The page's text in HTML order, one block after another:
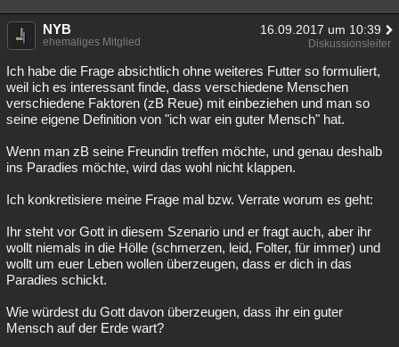
NYB 16.09.2017 um 10:39
ehemaliges Mitglied Diskussionsleiter
Ich habe die Frage absichtlich ohne weiteres Futter so formuliert,
weil ich es interessant finde, dass verschiedene Menschen
verschiedene Faktoren (zB Reue) mit einbeziehen und man so
seine eigene Definition von "ich war ein guter Mensch" hat.
Wenn man zB seine Freundin treffen möchte, und genau deshalb
ins Paradies möchte, wird das wohl nicht klappen.
Ich konkretisiere meine Frage mal bzw. Verrate worum es geht:
Ihr steht vor Gott in diesem Szenario und er fragt auch, aber ihr
wollt niemals in die Hölle (schmerzen, leid, Folter, für immer) und
wollt um euer Leben wollen überzeugen, dass er dich in das
Paradies schickt.
Wie würdest du Gott davon überzeugen, dass ihr ein guter
Mensch auf der Erde wart?